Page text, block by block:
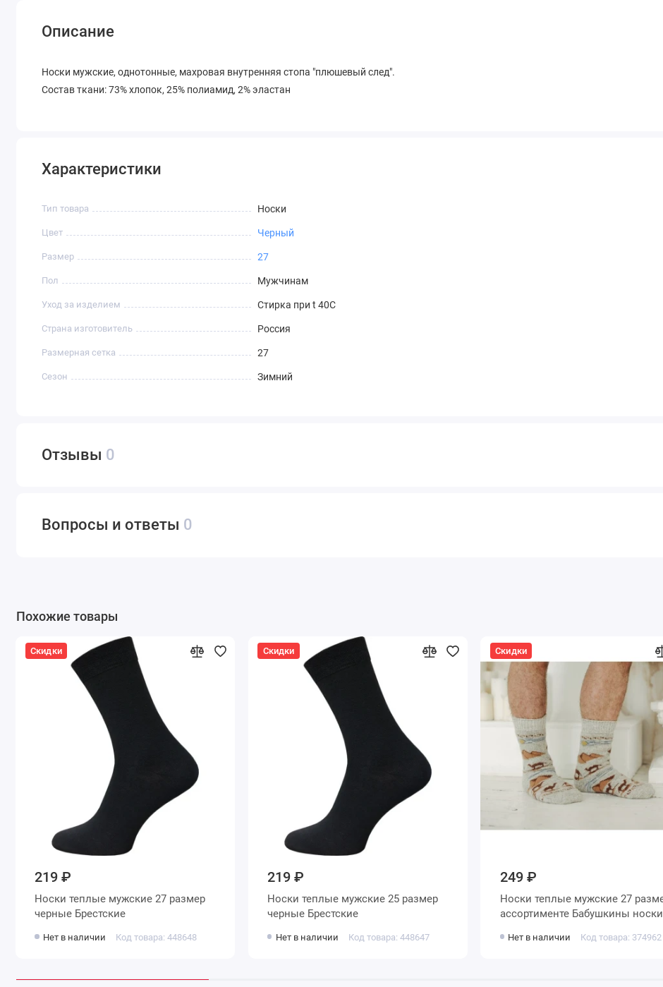
Описание
Носки мужские, однотонные, махровая внутренняя стопа "плюшевый след".
Состав ткани: 73% хлопок, 25% полиамид, 2% эластан
Характеристики
Тип товара Носки
Цвет Черный
Размер 27
Пол Мужчинам
Уход за изделием Стирка при t 40С
Страна изготовитель Россия
Размерная сетка 27
Сезон Зимний
Отзывы 0
Вопросы и ответы 0
Похожие товары
Скидки
219 ₽
Носки теплые мужские 27 размер
черные Брестские
Нет в наличии Код товара: 448648
Скидки
219 ₽
Носки теплые мужские 25 размер
черные Брестские
Нет в наличии Код товара: 448647
Скидки
249 ₽
Носки теплые мужские 27 размер в
ассортименте Бабушкины носки
Нет в наличии Код товара: 374962